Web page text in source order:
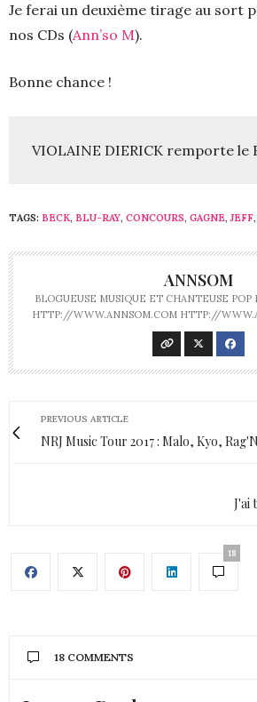
Je ferai un deuxième tirage au sort
nos CDs (Ann’so M).
Bonne chance !
VIOLAINE DIERICK remporte le
TAGS: BECK, BLU-RAY, CONCOURS, GAGNE,JEFF,
ANNSOM
BLOGUEUSE MUSIQUE ET CHANTEUSE POP
HTTP://WWW.ANNSOM.COM HTTP://
PREVIOUS ARTICLE
NRJ Music Tour 2017 : Malo, Kyo,
J'ai
18
18 COMMENTS